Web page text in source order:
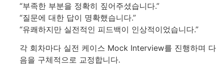
“부족한 부분을 정확히 짚어주셨습니다.”
“질문에 대한 답이 명확했습니다.”
“유쾌하지만 실전적인 피드백이 인상적이었습니다.”
각 회차마다 실전 케이스 Mock Interview를 진행하며 다
음을 구체적으로 교정합니다.